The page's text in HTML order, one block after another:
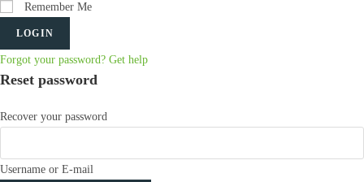
Remember Me
LOGIN
Forgot your password? Get help
Reset password
Recover your password
Username or E-mail